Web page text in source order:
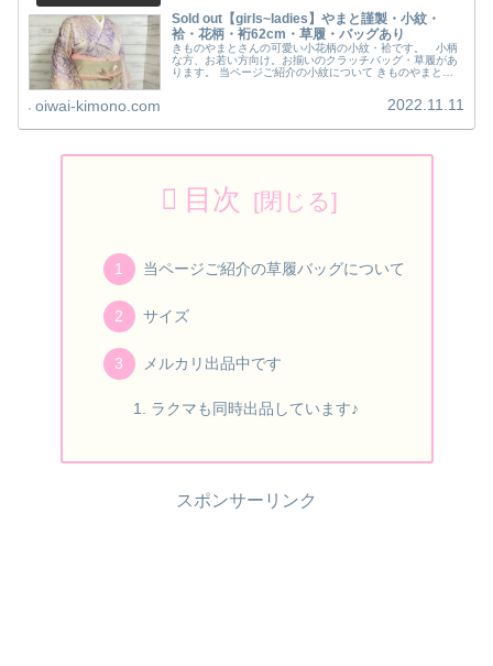
Sold out【girls~ladies】やまと謹製・小紋・
袷・花柄・裄62cm・草履・バッグあり
きものやまとさんの可愛い小花柄の小紋・袷です。 小柄
な方、お若い方向け。お揃いのクラッチバッグ・草履があ
ります。 当ページご紹介の小紋について きものやまとさ
oiwai-kimono.com 2022.11.11
目次
当ページご紹介の草履バッグについて
サイズ
メルカリ出品中です
ラクマも同時出品しています♪
スポンサーリンク